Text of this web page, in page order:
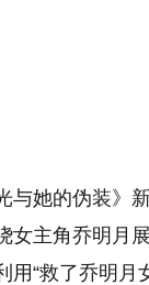
与她的伪装》
女主角乔明月
用“救了乔明